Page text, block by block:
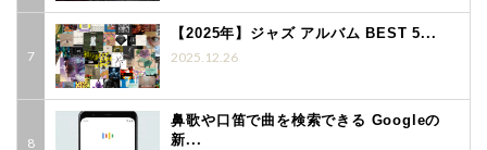
【2025年】ジャズ アルバム BEST 5...
2025.12.26
鼻歌や口笛で曲を検索できる Googleの
新...